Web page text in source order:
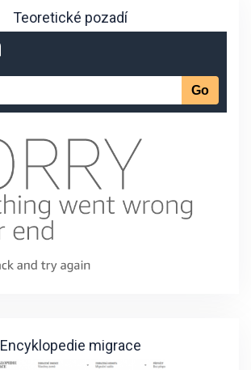
Teoretické pozadí
Encyklopedie migrace